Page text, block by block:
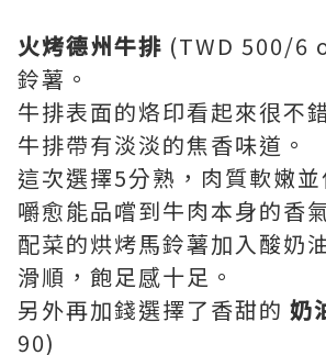
火烤德州牛排 (TWD 500/6
鈴薯。
牛排表面的烙印看起來很不
牛排帶有淡淡的焦香味道。
這次選擇5分熟，肉質軟嫩
嚼愈能品嚐到牛肉本身的香
配菜的烘烤馬鈴薯加入酸奶
滑順，飽足感十足。
另外再加錢選擇了香甜的 奶
90)